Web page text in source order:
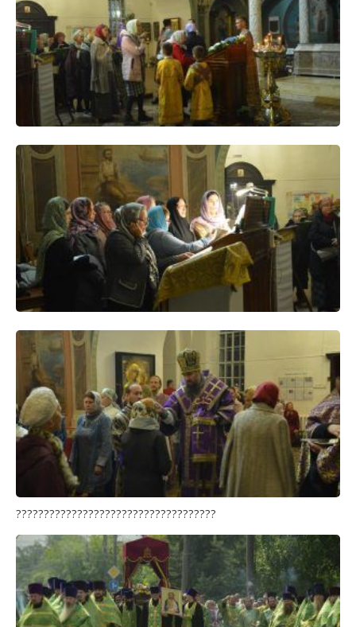
????????????????????????????????????